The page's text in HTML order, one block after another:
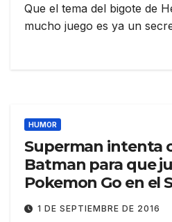
Que el tema del bigote de
mucho juego es ya un
HUMOR
Superman intenta
Batman para que
Pokemon Go en el
1 DE SEPTIEMBRE DE 2016